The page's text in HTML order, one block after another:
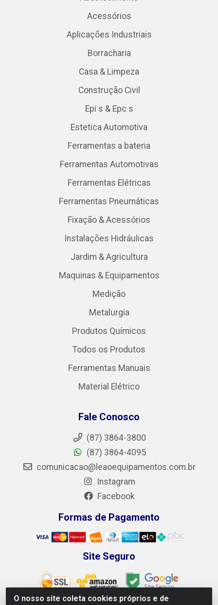
O nosso site coleta cookies próprios e de
Acessórios
Aplicações Industriais
Borracharia
Casa & Limpeza
Construção Civil
Epi s & Epc s
Estetica Automotiva
Ferramentas a bateria
Ferramentas Automotivas
Ferramentas Elétricas
Ferramentas Pneumáticas
Fixação & Acessórios
Instalações Hidráulicas
Jardim & Agricultura
Maquinas & Equipamentos
Medição
Metalurgia
Produtos Químicos
Todos os Produtos
Ferramentas Manuais
Material Elétrico
Fale Conosco
(87) 3864-3800
(87) 3864-4095
comunicacao@leaoequipamentos.com.br
Instagram
Facebook
Formas de Pagamento
Site Seguro